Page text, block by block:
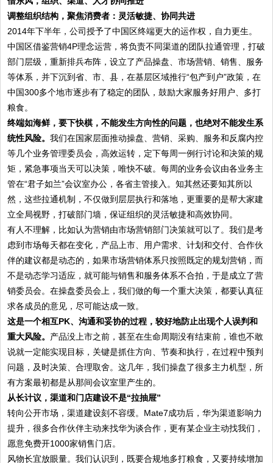
调整组织结构，聚焦消费者：灵活敏捷、协同共进
2014年下半年，公司授予了中国区终端更大的运作权，自力更生。
中国区借鉴营销4P理念运营，将负责不同渠道的团队拉通管理，打破
部门层级，重新排兵布阵，设立了产品操盘、市场营销、销售、服务
等体系，并下沉到省、市、县，在基层区域推行“包产到户”政策，在
中国300多个地市逐步有了稳定的团队，鼓励大家服务好用户、多打
粮食。
终端如海鲜，要下快棋，不能发生方向性的问题，也绝对不能发生系
统性风险。我们在国家层面推动操盘、营销、采购、服务和反腐内控
等几个业务管理委员会，高效运转，定下每周一例行讨论和决策的规
矩，紧急事项当天可以决策，唯快不破。每周的业务会议由各业务主
管在“君子如兰”会议室办公，各省主管接入。知其然还要知其所以
然，这些拉通机制，不仅做到层层执行和落地，更重要的是帮大家建
立全局视野，打破部门墙，保证组织的灵活敏捷和高效协同。
有人不理解，比如认为营销由市场营销部门决策就可以了。我们是考
虑到市场每天都在变化，产品上市、用户需求、计划和交付、合作伙
伴的建议都是动态的，如果市场营销体系只按照既定的规划营销，而
不是动态学习适应，就可能与销售和服务体系不合拍，于是成立了营
销委员会。在操盘委员会上，我们做的每一个重大决策，都要认真征
求各成员的意见，尽可能达成一致。
这是一个相互PK、沟通和妥协的过程，较好地防止出现个人误判和
重大风险。 产品没上市之前，甚至在生命周期没有结束前，谁也不敢
说就一定能实现目标，关键是抓住方向、节奏和执行，在过程中预判
问题，及时决策、合理取舍。这几年，我们操盘了很多主力机型，所
有方案最初都是从那间会议室里产生的。
从长计议，渠道和门店建设不是“拉抽屉”
转向公开市场，渠道建设刻不容缓。Mate7成功后，华为渠道影响力
提升，很多合作伙伴主动来找华为谈合作，更有某企业主动找我们，
愿意免费开1000家销售门店。
风物长宜放眼量。我们认识到，既要合规地多打粮食，又要持续增加